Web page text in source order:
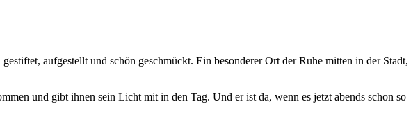
aufgestellt und schön geschmückt. Ein besonderer Ort der Ruhe mitten in der Stadt,
und gibt ihnen sein Licht mit in den Tag. Und er ist da, wenn es jetzt abends schon so